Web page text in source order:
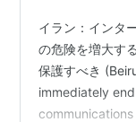
イラン：インタ
の危険を増大す
保護すべき
immediately